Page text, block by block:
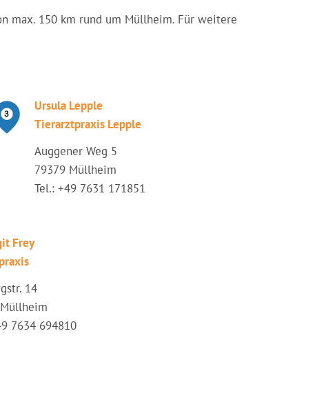
max. 150 km rund um Müllheim. Für weitere
Ursula Lepple
Tierarztpraxis Lepple
Auggener Weg 5
79379 Müllheim
Tel.: +49 7631 171851
Frey
14
7634 694810